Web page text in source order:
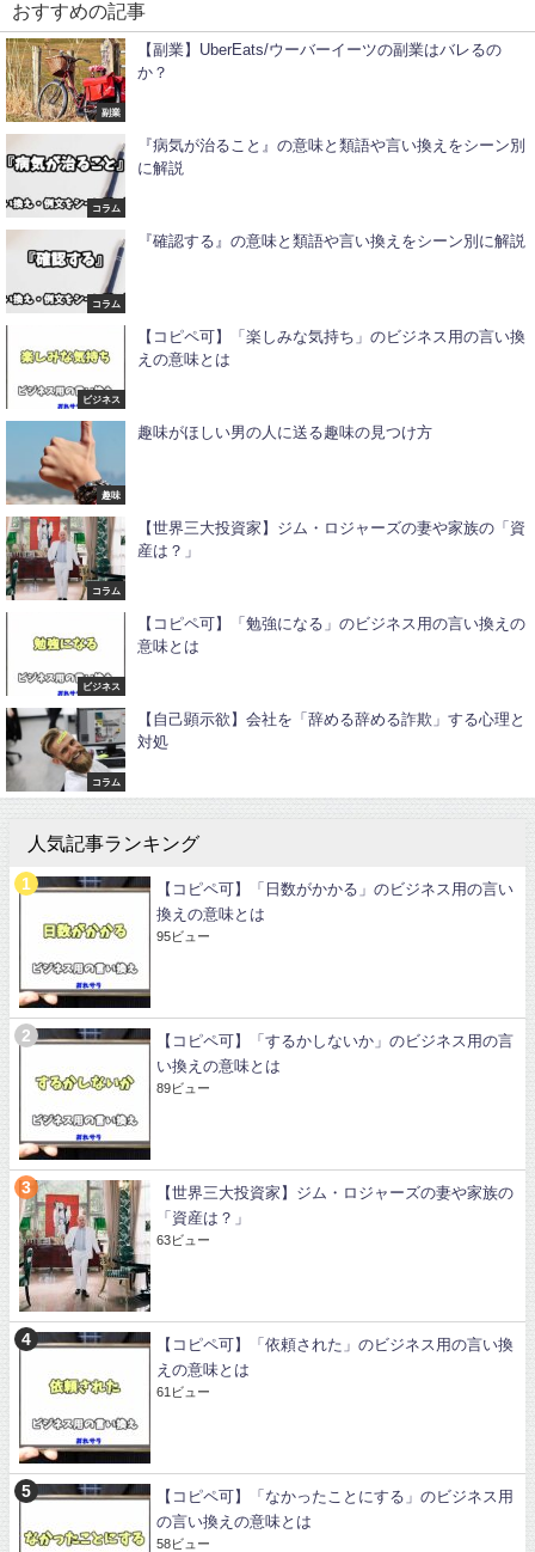
おすすめの記事
副業
【副業】UberEats/ウーバーイーツの副業はバレるの
か？
コラム
『病気が治ること』の意味と類語や言い換えをシーン別
に解説
コラム
『確認する』の意味と類語や言い換えをシーン別に解説
ビジネス
【コピペ可】「楽しみな気持ち」のビジネス用の言い換
えの意味とは
趣味
趣味がほしい男の人に送る趣味の見つけ方
コラム
【世界三大投資家】ジム・ロジャーズの妻や家族の「資
産は？」
ビジネス
【コピペ可】「勉強になる」のビジネス用の言い換えの
意味とは
コラム
【自己顕示欲】会社を「辞める辞める詐欺」する心理と
対処
人気記事ランキング
【コピペ可】「日数がかかる」のビジネス用の言い
換えの意味とは
95ビュー
【コピペ可】「するかしないか」のビジネス用の言
い換えの意味とは
89ビュー
【世界三大投資家】ジム・ロジャーズの妻や家族の
「資産は？」
63ビュー
【コピペ可】「依頼された」のビジネス用の言い換
えの意味とは
61ビュー
【コピペ可】「なかったことにする」のビジネス用
の言い換えの意味とは
58ビュー